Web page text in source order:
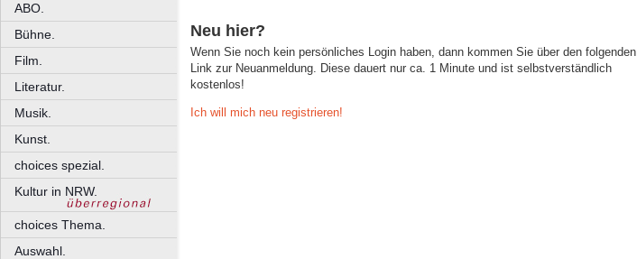
ABO.
Bühne.
Film.
Literatur.
Musik.
Kunst.
choices spezial.
Kultur in NRW.
choices Thema.
Auswahl.
Neu hier?
Wenn Sie noch kein persönliches Login haben, dann kommen Sie über den folgenden
Link zur Neuanmeldung. Diese dauert nur ca. 1 Minute und ist selbstverständlich
kostenlos!
Ich will mich neu registrieren!